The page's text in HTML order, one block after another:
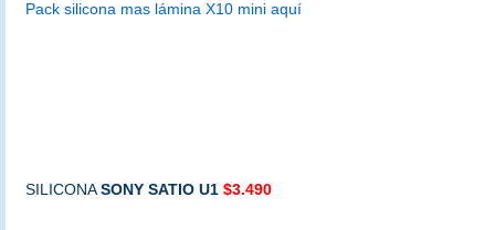
Pack silicona mas lámina X10 mini aquí
SILICONASONY SATIO U1 $3.490